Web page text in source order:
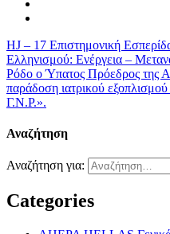
HJ – 17 Επιστημονική
Ελληνισμού: Ενέργεια –
Ρόδο ο Ύπατος Πρόεδρος της
παράδοση ιατρικού
Γ.Ν.Ρ.».
Αναζήτηση
Αναζήτηση για:
Categories